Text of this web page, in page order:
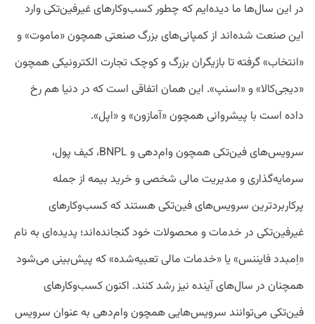
در این سال‌ها ما دیده‌ایم که چطور کسب‌وکارهای غیرفین‌تکی وارد
این صنعت شده‌اند از کمپانی‌های بزرگ صنعتی همچون «ماموت» و
«انتخاب» گرفته تا بازیگران بزرگ و کوچک تجارت الکترونیکی همچون
«دیجی‌کالا» و «اسنپ». این همان اتفاقی است که در دنیا هم رخ
داده است با پیشروانی همچون «آمازون» و «اپل».
سرویس‌های فین‌تکی همچون وام‌دهی و BNPL، کیف پول،
سرمایه‌گذاری و مدیریت مالی شخصی و خرید بیمه از جمله
پرکاربردترین سرویس‌های فین‌تکی هستند که کسب‌وکارهای
غیرفین‌تکی در خدمات و محصولات خود گنجانده‌اند؛ پدیده‌ای به نام
«اِمبدد فایننس» یا «خدمات مالی تعبیه‌شده» که پیش‌بینی می‌شود
همچنان در سال‌های آینده نیز رشد کنند. اکنون کسب‌وکارهای
فین‌تکی می‌توانند سرویس‌هایی همچون وام‌دهی به عنوان سرویس